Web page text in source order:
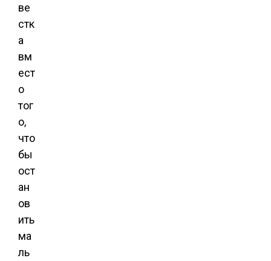
ве
стк
а
вм
ест
о
тог
о,
что
бы
ост
ан
ов
ить
ма
ль